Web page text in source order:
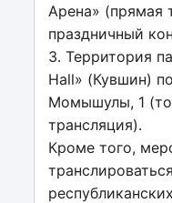
Арена» (прямая
праздничный
3. Территория
Hall» (Кувшин)
Момышулы, 1
трансляция).
Кроме того,